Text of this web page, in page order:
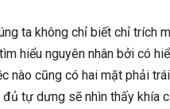
ta không chỉ biết chỉ trích
hiểu nguyên nhân bởi có
nào cũng có hai mặt phải
tự dưng sẽ nhìn thấy